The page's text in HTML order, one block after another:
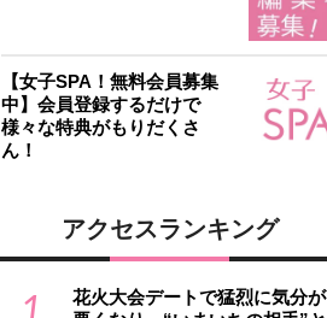
【女子SPA！無料会員募集
中】会員登録するだけで
様々な特典がもりだくさ
ん！
アクセスランキング
1
花火大会デートで猛烈に気分が